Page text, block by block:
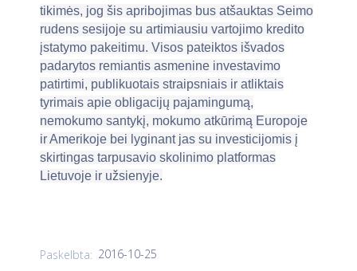
tikimės, jog šis apribojimas bus atšauktas Seimo
rudens sesijoje su artimiausiu vartojimo kredito
įstatymo pakeitimu. Visos pateiktos išvados
padarytos remiantis asmenine investavimo
patirtimi, publikuotais straipsniais ir atliktais
tyrimais apie obligacijų pajamingumą,
nemokumo santykį, mokumo atkūrimą Europoje
ir Amerikoje bei lyginant jas su investicijomis į
skirtingas tarpusavio skolinimo platformas
Lietuvoje ir užsienyje.
Paskelbta: 2016-10-25